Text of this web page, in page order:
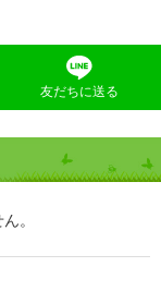
友だちに送る
。